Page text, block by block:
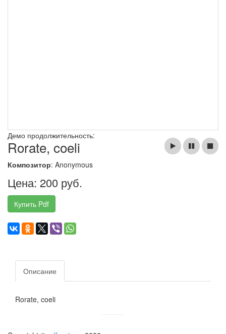
Демо продолжительность:
Rorate, coeli
Композитор: Anonymous
Цена: 200 руб.
Купить Pdf
Описание
Rorate, coeli